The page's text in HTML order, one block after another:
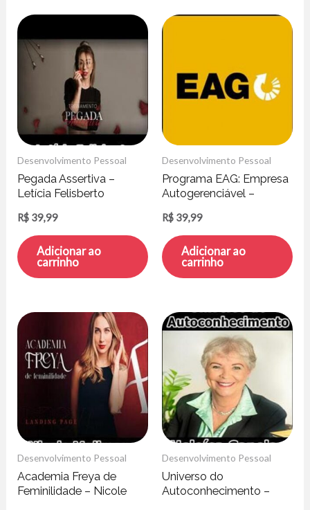
Desenvolvimento Pessoal
Pegada Assertiva –
Letícia Felisberto
R$ 39,99
Adicionar ao
carrinho
Desenvolvimento Pessoal
Programa EAG: Empresa
Autogerenciável –
R$ 39,99
Adicionar ao
carrinho
Desenvolvimento Pessoal
Academia Freya de
Feminilidade – Nicole
Desenvolvimento Pessoal
Universo do
Autoconhecimento –